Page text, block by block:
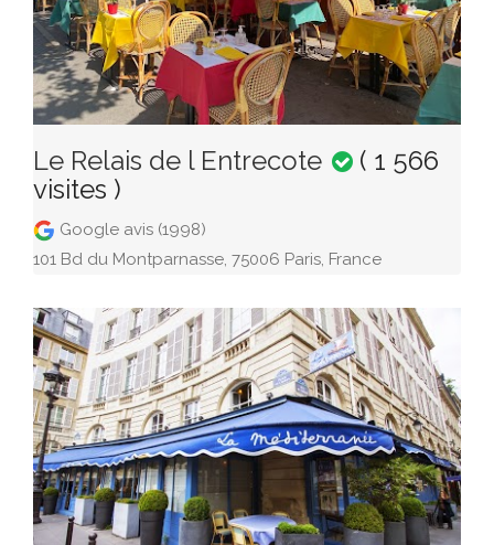
Le Relais de l Entrecote
( 1 566
visites )
Google avis (1998)
101 Bd du Montparnasse, 75006 Paris, France